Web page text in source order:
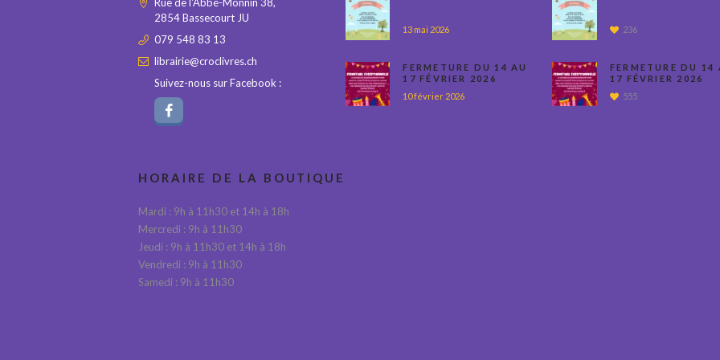
2854 Bassecourt JU
079 548 83 13
librairie@croclivres.ch
Suivez-nous sur Facebook :
HORAIRE DE LA BOUTIQUE
Mardi : 9h à 11h30 et 14h à 18h
Mercredi : 9h à 11h30
Jeudi : 9h à 11h30 et 14h à 18h
Vendredi : 9h à 11h30
Samedi : 9h à 11h30
13 mai 2026
FERMETURE DU 14 AU
17 FÉVRIER 2026
10 février 2026
236
FERMETURE DU 14
17 FÉVRIER 2026
555